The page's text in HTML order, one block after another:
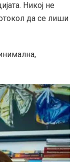
Никој не
да се лиши